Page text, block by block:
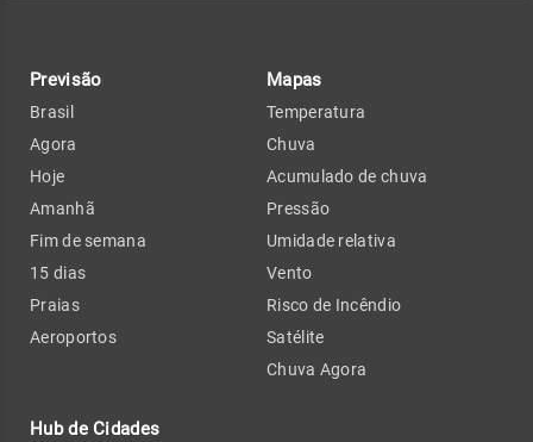
Previsão
Brasil
Agora
Hoje
Amanhã
Fim de semana
15 dias
Praias
Aeroportos
Hub de Cidades
Mapas
Temperatura
Chuva
Acumulado de chuva
Pressão
Umidade relativa
Vento
Risco de Incêndio
Satélite
Chuva Agora